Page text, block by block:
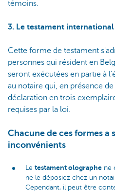
témoins.
3. Le testament international
Cette forme de testament
personnes qui résident en
seront exécutées en partie à
au notaire qui, en présence
déclaration en trois
requises par la loi.
Chacune de ces formes a
inconvénients
Le testament olographe ne
ne le déposiez chez un
Cependant, il peut être